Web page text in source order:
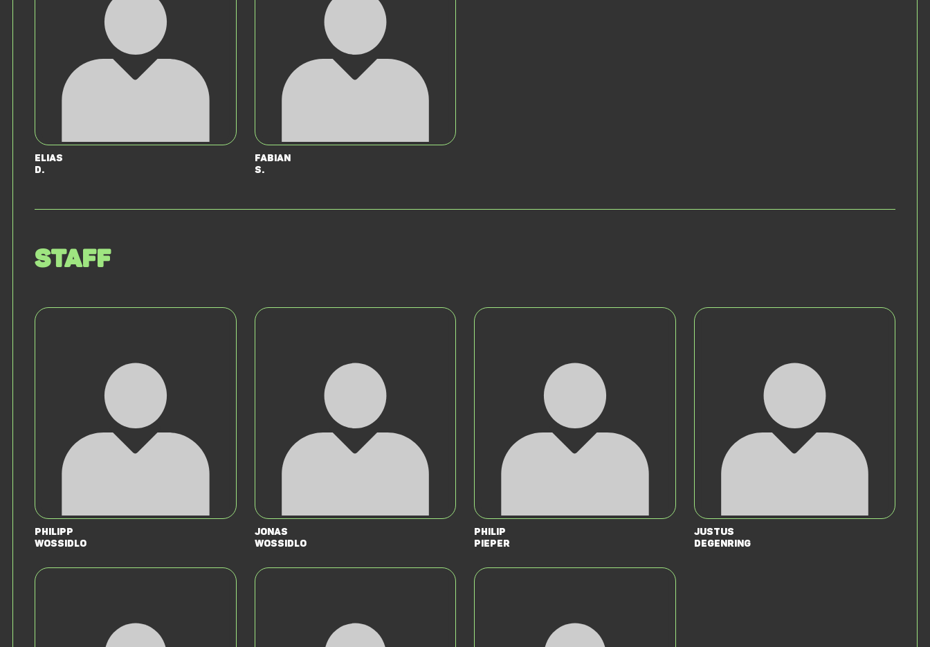
Elias
D.
Fabian
S.
Staff
Philipp
Wossidlo
Jonas
Wossidlo
Philip
Pieper
Justus
Degenring